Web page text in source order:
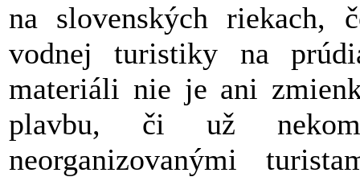
na slovenských riekach,
vodnej turistiky na
materiáli nie je ani
plavbu, či už
neorganizovanými